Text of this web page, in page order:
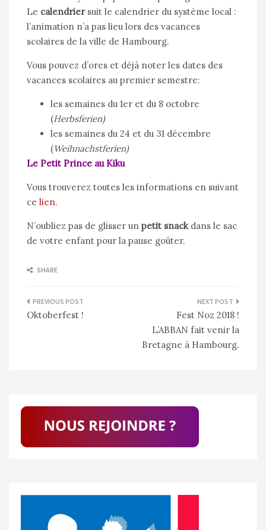
Le calendriersuit le calendrier du système local :
l’animation n’a pas lieu lors des vacances
scolaires de la ville de Hambourg.
Vous pouvez d’ores et déjà noter les dates des
vacances scolaires au premier semestre:
les semaines du 1er et du 8 octobre
(Herbsferien)
les semaines du 24 et du 31 décembre
(Weihnachstferien)
Le Petit Prince au Kiku
Vous trouverez toutes les informations en suivant
ce lien.
N’oubliez pas de glisser un petit snack dans le sac
de votre enfant pour la pause goûter.
SHARE
Navigation
de
Oktoberfest !
Fest Noz 2018 !
L’ABBAN fait venir la
Bretagne à Hambourg.